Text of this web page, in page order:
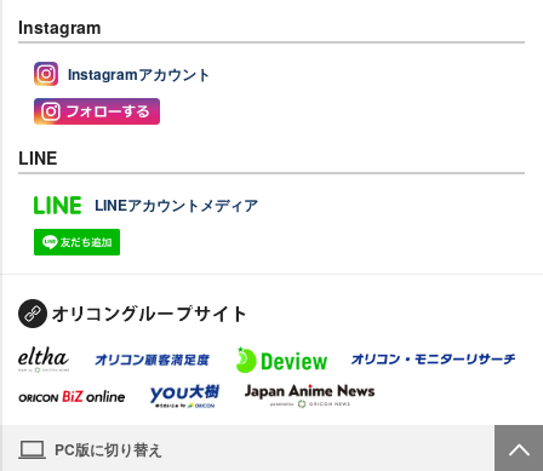
Instagram
Instagramアカウント
LINE
LINEアカウントメディア
PC版に切り替え